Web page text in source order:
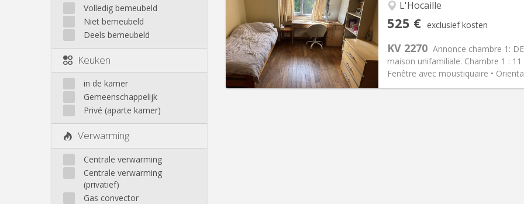
Volledig bemeubeld
Niet bemeubeld
Deels bemeubeld
Keuken
in de kamer
Gemeenschappelijk
Privé (aparte kamer)
Verwarming
Centrale verwarming
Centrale verwarming
(privatief)
Gas convector
L'Hocaille
525 € exclusief kosten
KV 2270 Annonce chambre 1:
maison unifamiliale. Chambre 1 :
Fenêtre avec moustiquaire •
Praktische Informatie
Huur:525 €
Kosten:95 €
Duur:12 maanden
Domiciliëring:Nee
Inrichting
Badkamer:
Oppervlakte:13 m2